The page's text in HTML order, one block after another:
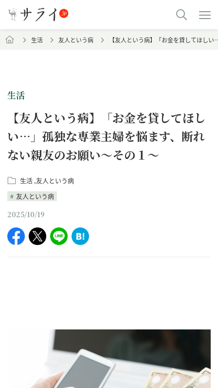
生活 友人という病 【友人という病】「お金を貸してほし
生活
【友人という病】「お金を貸してほし
い…」孤独な専業主婦を悩ます、断れ
ない親友のお願い～その１～
生活 友人という病
友人という病
2025/10/19